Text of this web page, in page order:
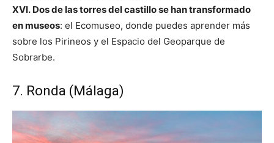
XVI. Dos de las torres del castillo se han transformado
en museos: el Ecomuseo, donde puedes aprender más
sobre los Pirineos y el Espacio del Geoparque de
Sobrarbe.
7. Ronda (Málaga)